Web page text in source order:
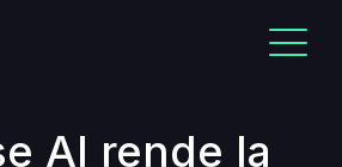
AI rende la